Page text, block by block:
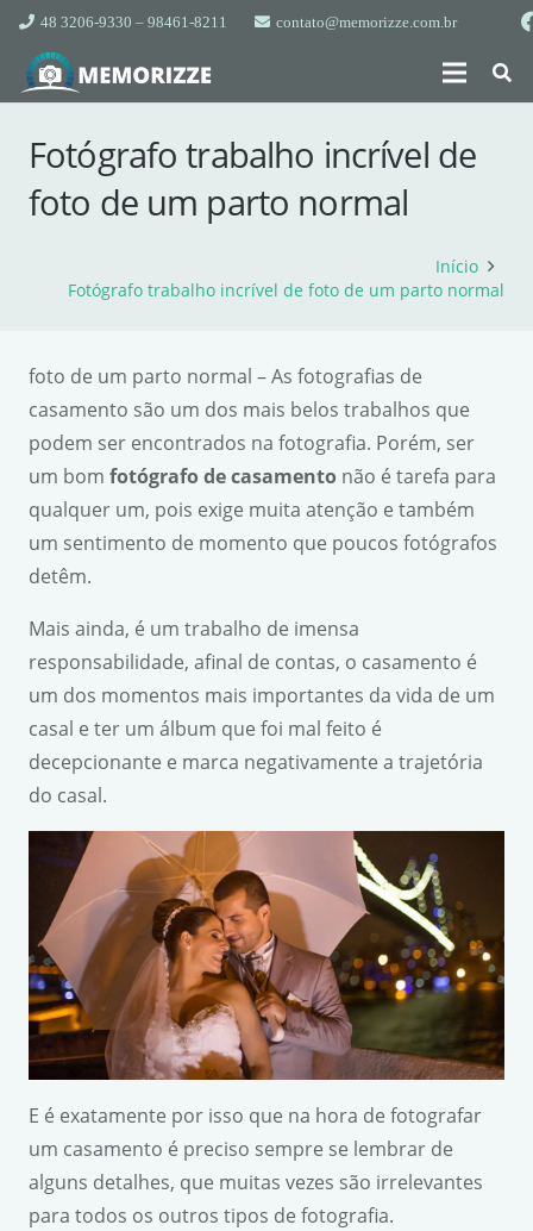
48 3206-9330 – 98461-8211 contato@memorizze.com.br
Fotógrafo trabalho incrível de
foto de um parto normal
Início
Fotógrafo trabalho incrível de foto de um parto normal
foto de um parto normal – As fotografias de
casamento são um dos mais belos trabalhos que
podem ser encontrados na fotografia. Porém, ser
um bom fotógrafo de casamento não é tarefa para
qualquer um, pois exige muita atenção e também
um sentimento de momento que poucos fotógrafos
detêm.
Mais ainda, é um trabalho de imensa
responsabilidade, afinal de contas, o casamento é
um dos momentos mais importantes da vida de um
casal e ter um álbum que foi mal feito é
decepcionante e marca negativamente a trajetória
do casal.
E é exatamente por isso que na hora de fotografar
um casamento é preciso sempre se lembrar de
alguns detalhes, que muitas vezes são irrelevantes
para todos os outros tipos de fotografia.